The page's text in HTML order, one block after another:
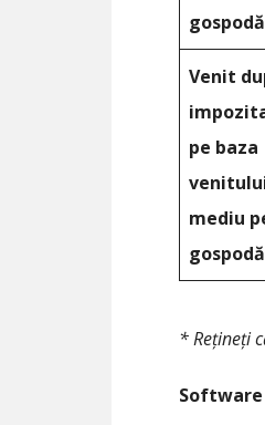
Venit
pe baza
mediu
* Rețineți